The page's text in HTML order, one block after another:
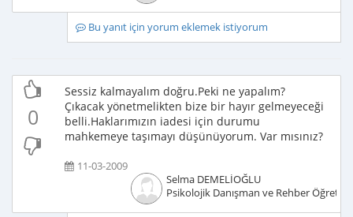
Bu yanıt için yorum eklemek istiyorum
0
Sessiz kalmayalım doğru.Peki ne yapalım?
Çıkacak yönetmelikten bize bir hayır gelmeyeceği
belli.Haklarımızın iadesi için durumu
mahkemeye taşımayı düşünüyorum. Var mısınız?
11-03-2009
Selma DEMELİOĞLU
Psikolojik Danışman ve Rehber